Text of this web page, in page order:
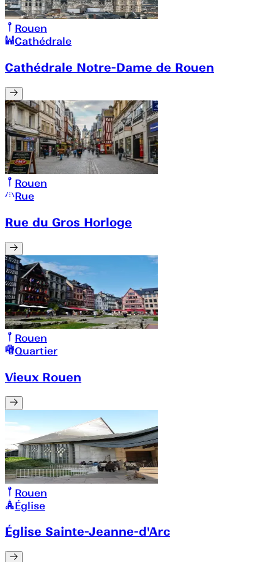
Rouen
Cathédrale
Cathédrale Notre-Dame de Rouen
Rouen
Rue
Rue du Gros Horloge
Rouen
Quartier
Vieux Rouen
Rouen
Église
Église Sainte-Jeanne-d'Arc